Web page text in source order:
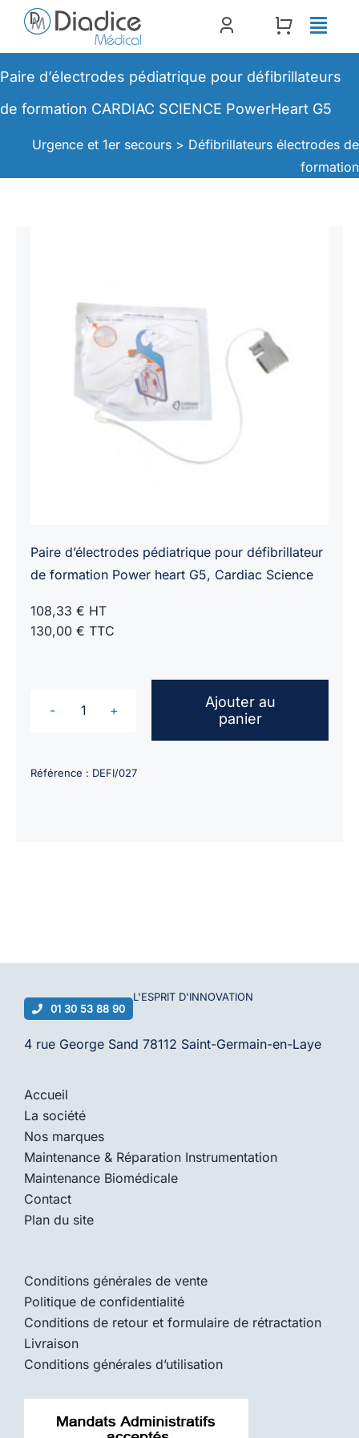
Passer
contenu
Paire d’électrodes pédiatrique pour défibrillateurs
de formation CARDIAC SCIENCE PowerHeart G5
Urgence et 1er secours > Défibrillateurs électrodes de
formation
Paire d’électrodes pédiatrique pour défibrillateur
de formation Power heart G5, Cardiac Science
108,33 € HT
130,00 € TTC
quantité
Paire
PowerHeart
Ajouter au
panier
Référence : DEFI/027
L'ESPRIT D'INNOVATION
01 30 53 88 90
4 rue George Sand 78112 Saint-Germain-en-Laye
Accueil
La société
Nos marques
Maintenance & Réparation Instrumentation
Maintenance Biomédicale
Contact
Plan du site
Conditions générales de vente
Politique de confidentialité
Conditions de retour et formulaire de rétractation
Livraison
Conditions générales d’utilisation